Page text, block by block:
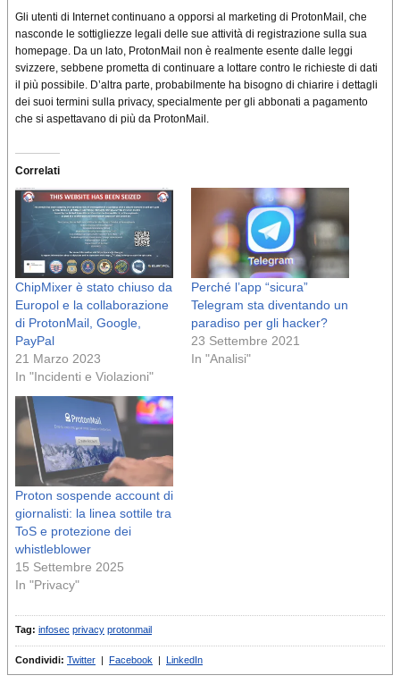
Gli utenti di Internet continuano a opporsi al marketing di ProtonMail, che
nasconde le sottigliezze legali delle sue attività di registrazione sulla sua
homepage. Da un lato, ProtonMail non è realmente esente dalle leggi
svizzere, sebbene prometta di continuare a lottare contro le richieste di dati
il ​​più possibile. D’altra parte, probabilmente ha bisogno di chiarire i dettagli
dei suoi termini sulla privacy, specialmente per gli abbonati a pagamento
che si aspettavano di più da ProtonMail.
Correlati
ChipMixer è stato chiuso da
Europol e la collaborazione
di ProtonMail, Google,
PayPal
21 Marzo 2023
In "Incidenti e Violazioni"
Perché l’app “sicura”
Telegram sta diventando un
paradiso per gli hacker?
23 Settembre 2021
In "Analisi"
Proton sospende account di
giornalisti: la linea sottile tra
ToS e protezione dei
whistleblower
15 Settembre 2025
In "Privacy"
Tag: infosec privacy protonmail
Condividi: Twitter Facebook LinkedIn